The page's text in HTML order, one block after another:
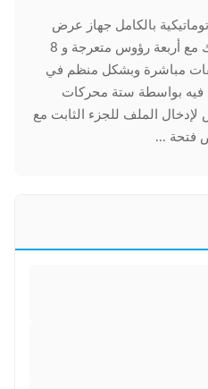
بالكامل جهاز عرض
CNC 0.2 - 1.0 مم قطر السلك مع أربعة رؤوس متعرجة و 8
مباشرة وبشكل منظم في
فيه بواسطة ستة محركات
الملف للجزء الثابت مع
فتحة ...